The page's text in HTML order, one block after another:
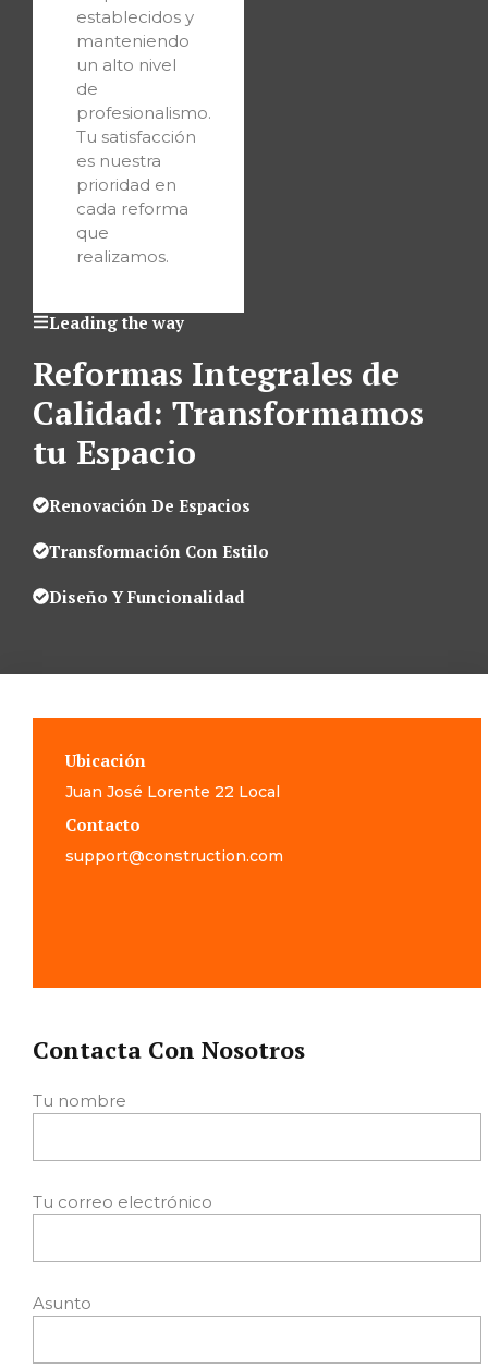
Leading the way
Reformas Integrales de
Calidad: Transformamos
tu Espacio
Renovación De Espacios
Transformación Con Estilo
Diseño Y Funcionalidad
establecidos y
manteniendo
un alto nivel
de
profesionalismo.
Tu satisfacción
es nuestra
prioridad en
cada reforma
que
realizamos.
Ubicación
Juan José Lorente 22 Local
Contacto
support@construction.com
Contacta Con Nosotros
Tu nombre
Tu correo electrónico
Asunto